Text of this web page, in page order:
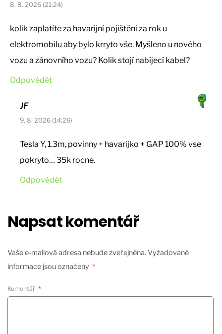
8. 8. 2026 (21:24)
kolik zaplatíte za havarijní pojištění za rok u
elektromobilu aby bylo krryto vše. Myšleno u nového
vozu a zánovního vozu? Kolik stojí nabíjecí kabel?
Odpovědět
JF
9. 8. 2026 (14:26)
Tesla Y, 1.3m, povinny + havarijko + GAP 100% vse
pokryto… 35k rocne.
Odpovědět
Napsat komentář
Vaše e-mailová adresa nebude zveřejněna.Vyžadované
informace jsou označeny *
Komentář *